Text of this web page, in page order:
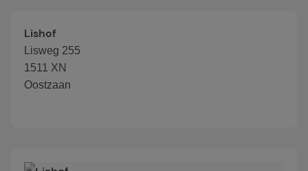
Lishof
Lisweg 255
1511 XN
Oostzaan